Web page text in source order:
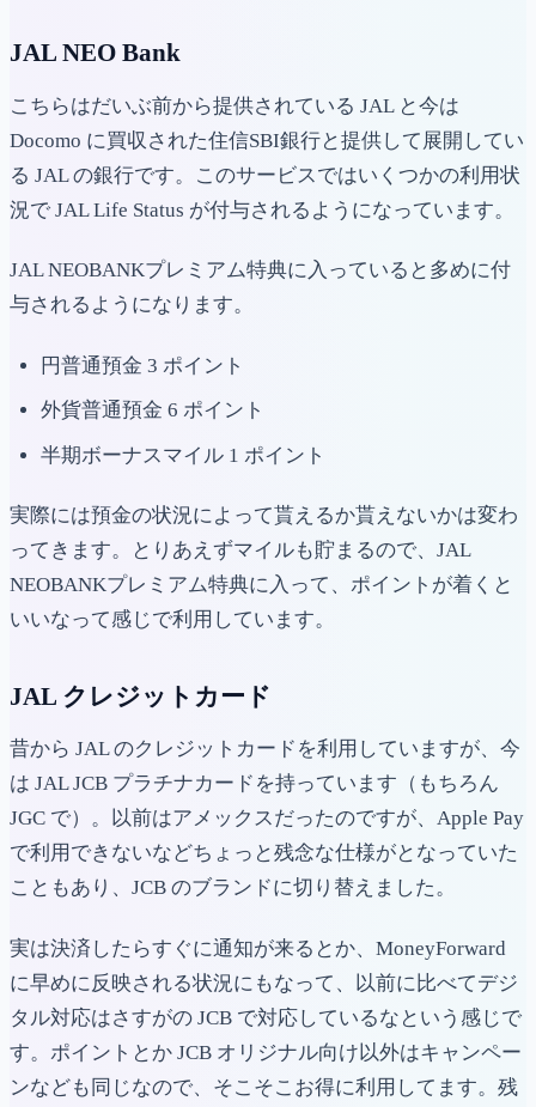
JAL NEO Bank
こちらはだいぶ前から提供されている JAL と今は
Docomo に買収された住信SBI銀行と提供して展開してい
る JAL の銀行です。このサービスではいくつかの利用状
況で JAL Life Status が付与されるようになっています。
JAL NEOBANKプレミアム特典に入っていると多めに付
与されるようになります。
円普通預金 3 ポイント
外貨普通預金 6 ポイント
半期ボーナスマイル 1 ポイント
実際には預金の状況によって貰えるか貰えないかは変わ
ってきます。とりあえずマイルも貯まるので、JAL
NEOBANKプレミアム特典に入って、ポイントが着くと
いいなって感じで利用しています。
JAL クレジットカード
昔から JAL のクレジットカードを利用していますが、今
は JAL JCB プラチナカードを持っています（もちろん
JGC で）。以前はアメックスだったのですが、Apple Pay
で利用できないなどちょっと残念な仕様がとなっていた
こともあり、JCB のブランドに切り替えました。
実は決済したらすぐに通知が来るとか、MoneyForward
に早めに反映される状況にもなって、以前に比べてデジ
タル対応はさすがの JCB で対応しているなという感じで
す。ポイントとか JCB オリジナル向け以外はキャンペー
ンなども同じなので、そこそこお得に利用してます。残